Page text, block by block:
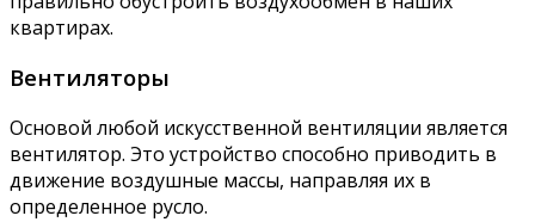
квартирах.
Вентиляторы
Основой любой искусственной вентиляции является
вентилятор. Это устройство способно приводить в
движение воздушные массы, направляя их в
определенное русло.